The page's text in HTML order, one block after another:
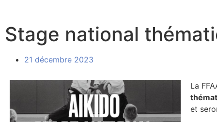
Stage national
21 décembre 2023
La
et